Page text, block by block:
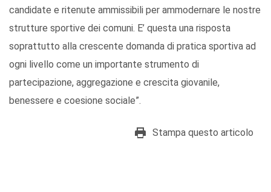
candidate e ritenute ammissibili per ammodernare le nostre
strutture sportive dei comuni. E’ questa una risposta
soprattutto alla crescente domanda di pratica sportiva ad
ogni livello come un importante strumento di
partecipazione, aggregazione e crescita giovanile,
benessere e coesione sociale”.
Stampa questo articolo